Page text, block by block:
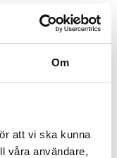
Om
att vi ska kunna
våra användare,